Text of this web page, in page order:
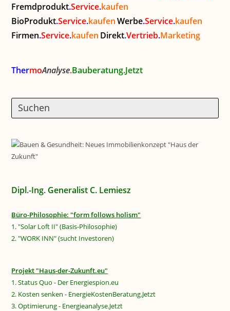
Fremdprodukt.Service.kaufen
BioProdukt.Service.kaufen Werbe.Service.kaufen
Firmen.Service.kaufen Direkt.Vertrieb.Marketing
ThermoAnalyse.Bauberatung.Jetzt
Dipl.-Ing. Generalist C. Lemiesz
Büro-Philosophie: "form follows holism"
1. "Solar Loft II" (Basis-Philosophie)
2. "WORK INN" (sucht Investoren)
Projekt "Haus-der-Zukunft.eu"
1. Status Quo - Der Energiespion.eu
2. Kosten senken - EnergieKostenBeratung.Jetzt
3. Optimierung - Energieanalyse.Jetzt